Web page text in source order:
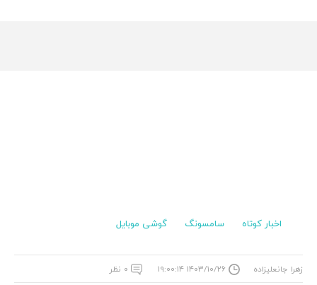
اخبار کوتاه سامسونگ گوشی موبایل
زهرا جانعلیزاده ۱۴۰۳/۱۰/۲۶ ۱۹:۰۰:۱۴ ۰ نظر